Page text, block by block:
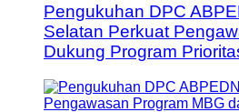
Pengukuhan DPC
Selatan Perkuat
Dukung Program